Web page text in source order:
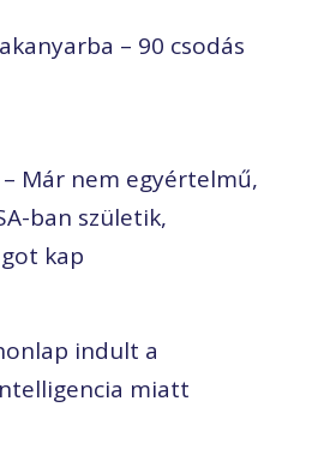
– 90 csodás
Már nem egyértelmű,
ban születik,
kap
indult a
miatt